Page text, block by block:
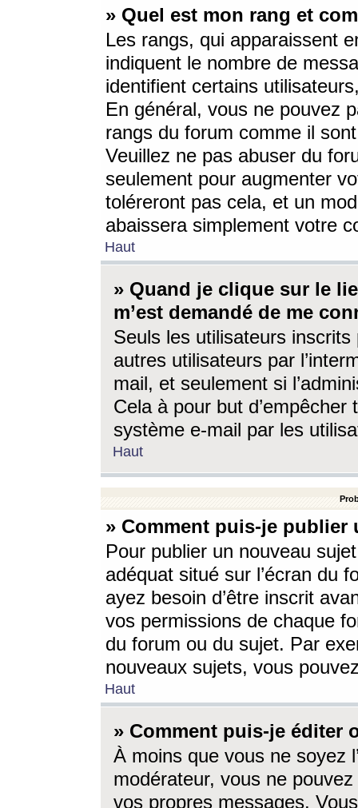
» Quel est mon rang et
Les rangs, qui apparaissent
indiquent le nombre de
identifient certains
En général, vous ne pouvez
rangs du forum comme il
Veuillez ne pas abuser du
seulement pour augmenter
toléreront pas cela, et un
abaissera simplement votre
Haut
» Quand je clique sur le
m’est demandé de me
Seuls les utilisateurs
autres utilisateurs par
mail, et seulement si
Cela à pour but
système e-mail par les
Haut
» Comment puis-je
Pour publier un nouveau
adéquat situé sur l’écran du
ayez besoin d’être inscrit
vos permissions de chaque
du forum ou du sujet. Par
nouveaux sujets, vous
Haut
» Comment puis-je éditer
À moins que vous ne soyez
modérateur, vous ne
vos propres messages.